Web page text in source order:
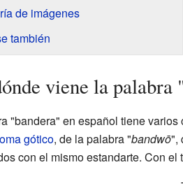
de imágenes
también
viene la palabra
"bandera" en español tiene
gótico, de la palabra "bandwō",
con el mismo estandarte. Con